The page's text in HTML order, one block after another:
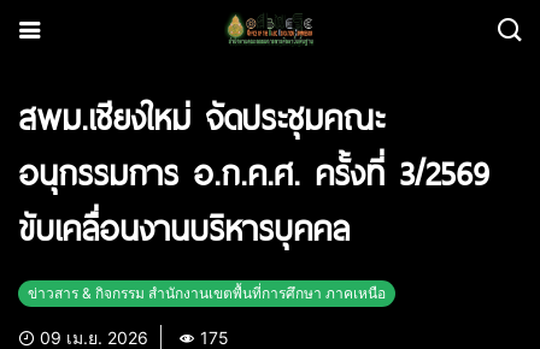
สพม.เชียงใหม่ จัดประชุมคณะ
อนุกรรมการ อ.ก.ค.ศ. ครั้งที่ 3/2569
ขับเคลื่อนงานบริหารบุคคล
ข่าวสาร & กิจกรรม สำนักงานเขตพื้นที่การศึกษา ภาคเหนือ
09 เม.ย. 2026 175